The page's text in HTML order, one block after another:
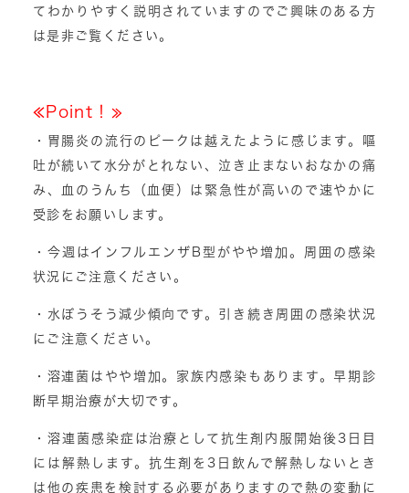
てわかりやすく説明されていますのでご興味のある方
は是非ご覧ください。
≪Point！≫
・胃腸炎の流行のピークは越えたように感じます。嘔
吐が続いて水分がとれない、泣き止まないおなかの痛
み、血のうんち（血便）は緊急性が高いので速やかに
受診をお願いします。
・今週はインフルエンザB型がやや増加。周囲の感染
状況にご注意ください。
・水ぼうそう減少傾向です。引き続き周囲の感染状況
にご注意ください。
・溶連菌はやや増加。家族内感染もあります。早期診
断早期治療が大切です。
・溶連菌感染症は治療として抗生剤内服開始後3日目
には解熱します。抗生剤を3日飲んで解熱しないとき
は他の疾患を検討する必要がありますので熱の変動に